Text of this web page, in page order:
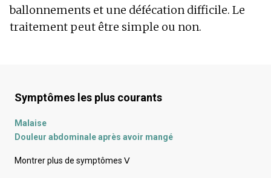
ballonnements et une défécation difficile. Le
traitement peut être simple ou non.
Symptômes les plus courants
Malaise
Douleur abdominale après avoir mangé
Maux de tête
Montrer plus de symptômes ᐯ